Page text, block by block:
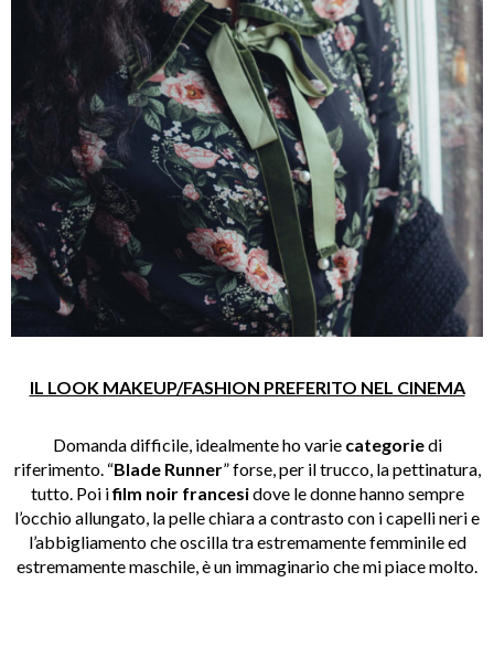
IL LOOK MAKEUP/FASHION PREFERITO NEL CINEMA
Domanda difficile, idealmente ho varie categoriedi
riferimento. “Blade Runner” forse, per il trucco, la pettinatura,
tutto. Poi ifilm noir francesidove le donne hanno sempre
l’occhio allungato, la pelle chiara a contrasto con i capelli neri e
l’abbigliamento che oscilla tra estremamente femminile ed
estremamente maschile, è un immaginario che mi piace molto.